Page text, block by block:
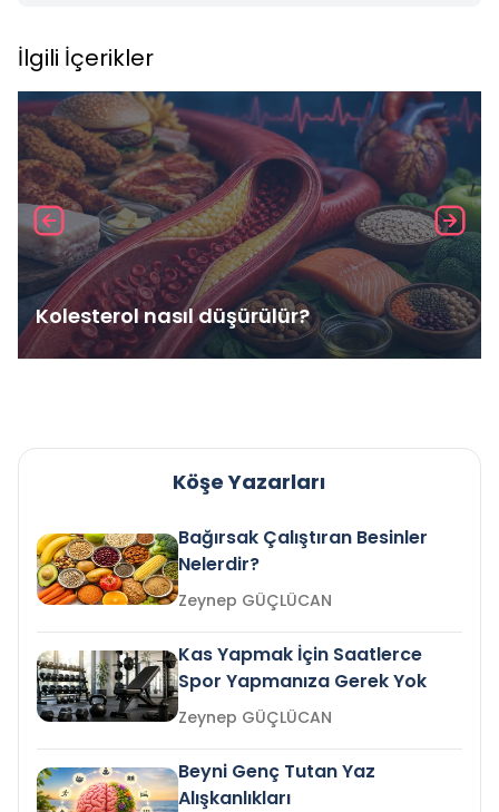
İlgili İçerikler
Kolesterol nasıl düşürülür?
Köşe Yazarları
Bağırsak Çalıştıran Besinler
Nelerdir?
Zeynep GÜÇLÜCAN
Kas Yapmak İçin Saatlerce
Spor Yapmanıza Gerek Yok
Zeynep GÜÇLÜCAN
Beyni Genç Tutan Yaz
Alışkanlıkları